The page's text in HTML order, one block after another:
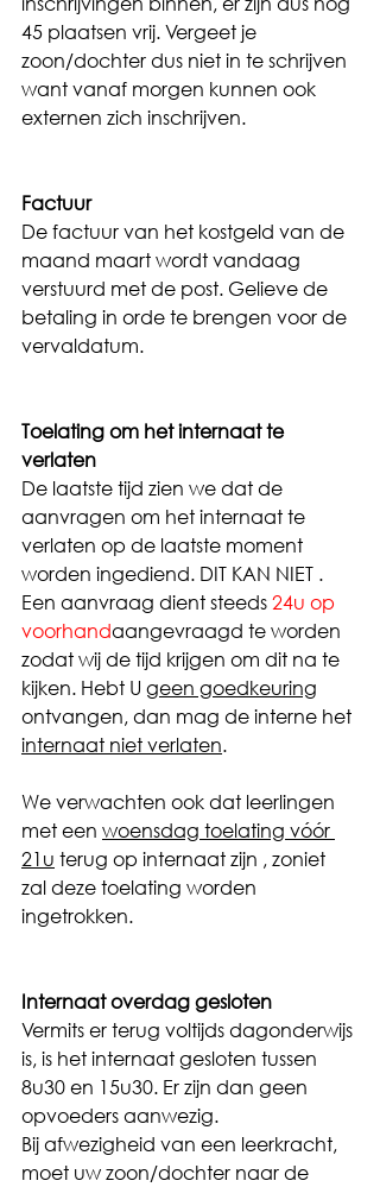
45 plaatsen vrij. Vergeet je
zoon/dochter dus niet in te schrijven
want vanaf morgen kunnen ook
externen zich inschrijven.
Factuur
De factuur van het kostgeld van de
maand maart wordt vandaag
verstuurd met de post. Gelieve de
betaling in orde te brengen voor de
vervaldatum.
Toelating om het internaat te
verlaten
De laatste tijd zien we dat de
aanvragen om het internaat te
verlaten op de laatste moment
worden ingediend. DIT KAN NIET .
Een aanvraag dient steeds 24u op
voorhandaangevraagd te worden
zodat wij de tijd krijgen om dit na te
kijken. Hebt U geen goedkeuring
ontvangen, dan mag de interne het
internaat niet verlaten.
We verwachten ook dat leerlingen
met een woensdag toelating vóór
21u terug op internaat zijn , zoniet
zal deze toelating worden
ingetrokken.
Internaat overdag gesloten
Vermits er terug voltijds dagonderwijs
is, is het internaat gesloten tussen
8u30 en 15u30. Er zijn dan geen
opvoeders aanwezig.
Bij afwezigheid van een leerkracht,
moet uw zoon/dochter naar de